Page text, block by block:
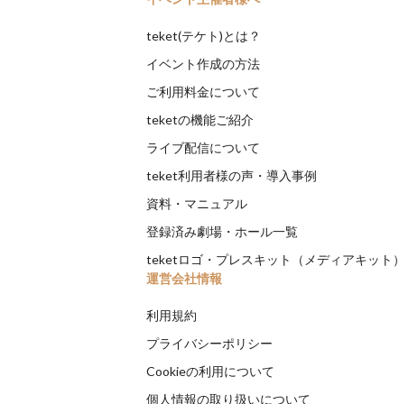
teket(テケト)とは？
イベント作成の方法
ご利用料金について
teketの機能ご紹介
ライブ配信について
teket利用者様の声・導入事例
資料・マニュアル
登録済み劇場・ホール一覧
teketロゴ・プレスキット（メディアキット）
運営会社情報
利用規約
プライバシーポリシー
Cookieの利用について
個人情報の取り扱いについて